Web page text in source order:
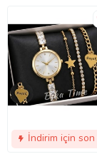
İndirim için son